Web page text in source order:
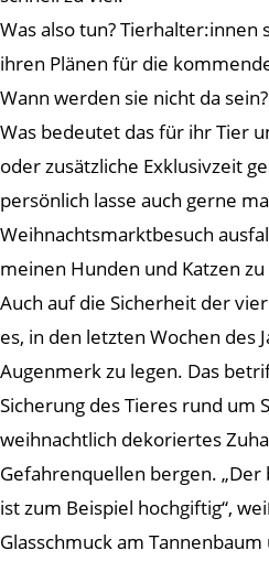
Was also tun?
ihren Plänen für die
Wann werden sie nicht da
Was bedeutet das für ihr Tier
oder zusätzliche Exklusivzeit
persönlich lasse auch gerne
Weihnachtsmarktbesuch
meinen Hunden und Katzen
Auch auf die Sicherheit der
es, in den letzten Wochen des
Augenmerk zu legen. Das
Sicherung des Tieres rund um
weihnachtlich dekoriertes
Gefahrenquellen bergen.
ist zum Beispiel hochgiftig“,
Glasschmuck am